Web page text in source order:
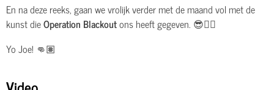
En na deze reeks, gaan we vrolijk verder met de maand vol met de
kunst dieOperation Blackoutons heeft gegeven. 😎👌🏽
Yo Joe! 👊🏽